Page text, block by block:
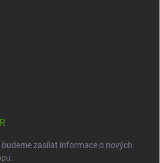
zasílat informace o nových